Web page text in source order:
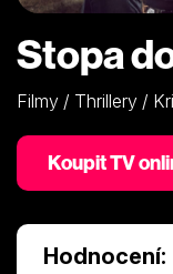
Stopa
Filmy / Thrillery /
Koupit TV
Hodnocení: